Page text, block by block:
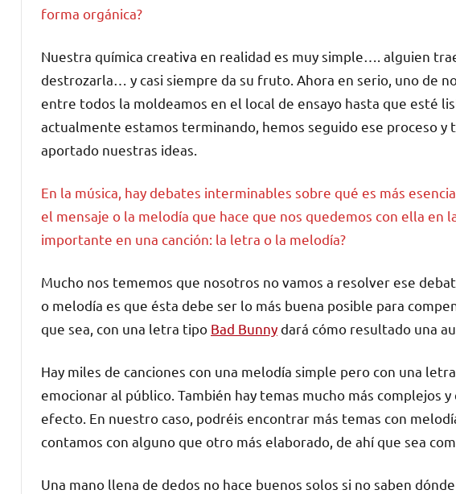
forma orgánica?
Nuestra química creativa en realidad es muy simple…. alguien
destrozarla… y casi siempre da su fruto. Ahora en serio, uno de
entre todos la moldeamos en el local de ensayo hasta que esté
actualmente estamos terminando, hemos seguido ese proceso y
aportado nuestras ideas.
En la música, hay debates interminables sobre qué es más
el mensaje o la melodía que hace que nos quedemos con ella en
importante en una canción: la letra o la melodía?
Mucho nos tememos que nosotros no vamos a resolver ese
o melodía es que ésta debe ser lo más buena posible para
que sea, con una letra tipo Bad Bunnydará cómo resultado una
Hay miles de canciones con una melodía simple pero con una
emocionar al público. También hay temas mucho más complejos
efecto. En nuestro caso, podréis encontrar más temas con
contamos con alguno que otro más elaborado, de ahí que sea
Una mano llena de dedos no hace buenos solos si no saben